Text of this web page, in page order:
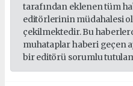
tarafından eklenen tüm
editörlerinin müdahalesi
çekilmektedir. Bu
muhataplar haberi geçen
bir editörü sorumlu